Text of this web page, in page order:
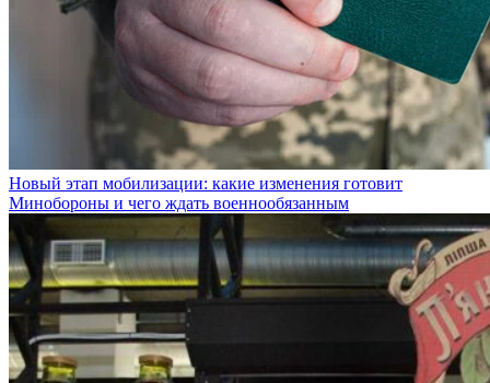
Новый этап мобилизации: какие изменения готовит
Минобороны и чего ждать военнообязанным